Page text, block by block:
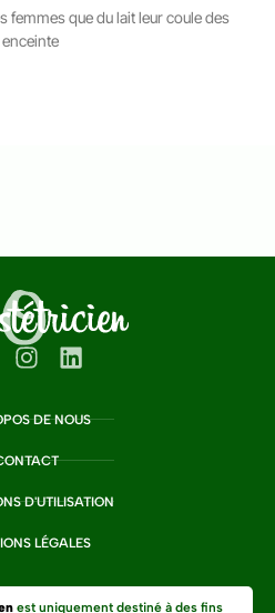
femmes que du lait leur coule des
enceinte
DE NOUS
D'UTILISATION
LÉGALES
est uniquement destiné à des fins